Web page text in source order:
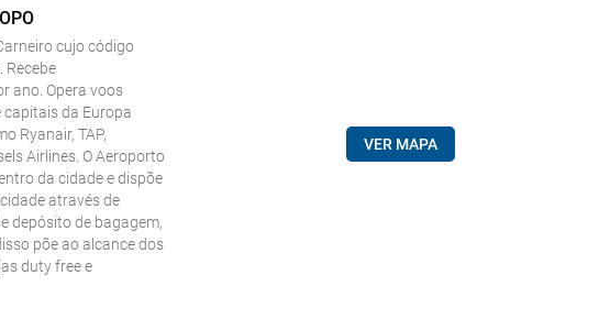
cujo código
Recebe
ano. Opera voos
da Europa
Ryanair, TAP,
Airlines. O Aeroporto
da cidade e dispõe
através de
depósito de bagagem,
põe ao alcance dos
duty free e
VER MAPA